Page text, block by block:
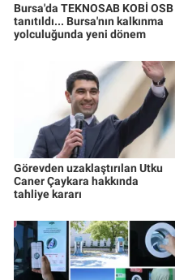
Bursa'da TEKNOSAB KOBİ OSB
tanıtıldı... Bursa'nın kalkınma
yolculuğunda yeni dönem
Görevden uzaklaştırılan Utku
Caner Çaykara hakkında
tahliye kararı